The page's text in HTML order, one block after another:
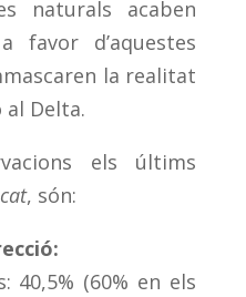
naturals acaben
d’aquestes
la realitat
Delta.
els últims
, són:
40,5% (60% en els